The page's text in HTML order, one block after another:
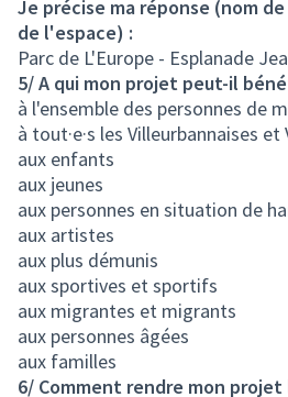
Je précise ma réponse (nom
de l'espace) :
Parc de L'Europe - Esplanade
5/ A qui mon projet peut-il
à l'ensemble des personnes de
à tout·e·s les Villeurbannaises et
aux enfants
aux jeunes
aux personnes en situation de
aux artistes
aux plus démunis
aux sportives et sportifs
aux migrantes et migrants
aux personnes âgées
aux familles
6/ Comment rendre mon